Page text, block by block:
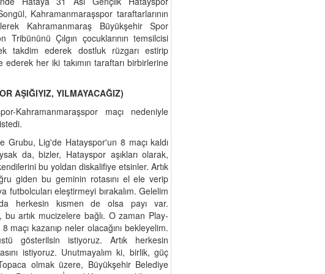
Kahramanmaraşspor taraftarlarının
Kahramanmaraş Büyükşehir Spor
Çılgın çocuklarının temsilcisi
takdim ederek dostluk rüzgarı estirip
ederek her iki takımın taraftarı birbirlerine
AŞIĞIYIZ, YILMAYACAĞIZ)
Kahramanmaraşspor maçı nedeniyle
Grubu, Lig'de Hatayspor'un 8 maçı kaldı
da, bizler, Hatayspor aşıkları olarak,
bu yoldan diskalifiye etsinler. Artık
giden bu geminin rotasını el ele verip
eleştirmeyi bırakalım. Gelelim
herkesin kısmen de olsa payı var.
artık mucizelere bağlı. O zaman Play-
kazanıp neler olacağını bekleyelim.
gösterilsin istiyoruz. Artık herkesin
istiyoruz. Unutmayalım ki, birlik, güç
olmak üzere, Büyükşehir Belediye